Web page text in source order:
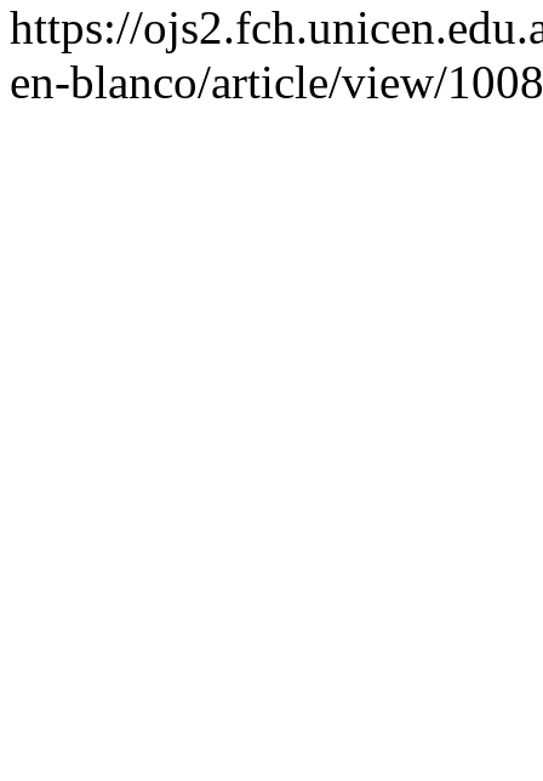
https://
en-blanco/article/view/1008